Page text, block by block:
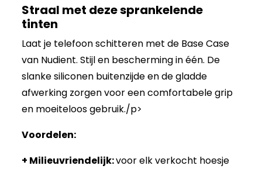
Straal met deze sprankelende
tinten
Laat je telefoon schitteren met de Base Case
van Nudient. Stijl en bescherming in één. De
slanke siliconen buitenzijde en de gladde
afwerking zorgen voor een comfortabele grip
en moeiteloos gebruik./p>
Voordelen:
+ Milieuvriendelijk:voor elk verkocht hoesje